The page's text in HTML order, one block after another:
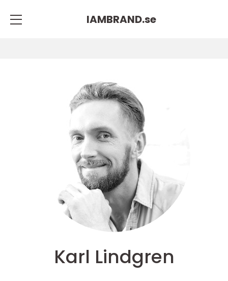
IAMBRAND.se
Karl Lindgren